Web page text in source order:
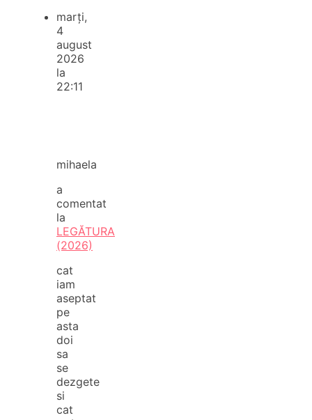
marți,
4
august
2026
la
22:11
mihaela
a
comentat
la
LEGĂTURA
(2026)
cat
iam
aseptat
pe
asta
doi
sa
se
dezgete
si
cat